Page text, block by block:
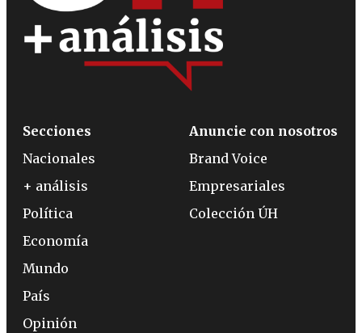
Secciones
Nacionales
+ análisis
Política
Economía
Mundo
País
Opinión
Anuncie con nosotros
Brand Voice
Empresariales
Colección ÚH